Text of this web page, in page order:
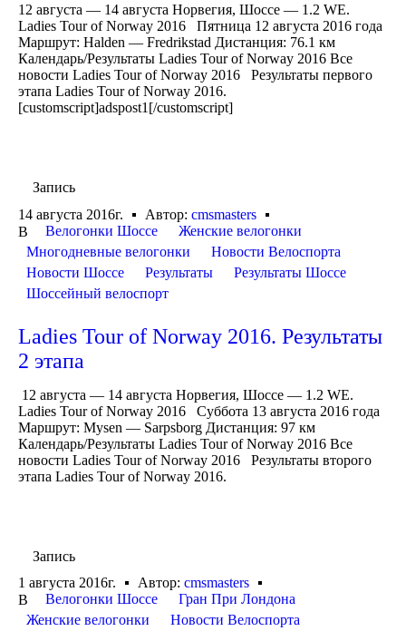
12 августа — 14 августа Норвегия, Шоссе — 1.2 WE.
Ladies Tour of Norway 2016 Пятница 12 августа 2016 года
Маршрут: Halden — Fredrikstad Дистанция: 76.1 км
Календарь/Результаты Ladies Tour of Norway 2016 Все
новости Ladies Tour of Norway 2016 Результаты первого
этапа Ladies Tour of Norway 2016.
[customscript]adspost1[/customscript]
Запись
14 августа 2016г.
Автор: cmsmasters
В
Велогонки Шоссе
Женские велогонки
Многодневные велогонки
Новости Велоспорта
Новости Шоссе
Результаты
Результаты Шоссе
Шоссейный велоспорт
Ladies Tour of Norway 2016. Результаты
2 этапа
12 августа — 14 августа Норвегия, Шоссе — 1.2 WE.
Ladies Tour of Norway 2016 Суббота 13 августа 2016 года
Маршрут: Mysen — Sarpsborg Дистанция: 97 км
Календарь/Результаты Ladies Tour of Norway 2016 Все
новости Ladies Tour of Norway 2016 Результаты второго
этапа Ladies Tour of Norway 2016.
Запись
1 августа 2016г.
Автор: cmsmasters
В
Велогонки Шоссе
Гран При Лондона
Женские велогонки
Новости Велоспорта